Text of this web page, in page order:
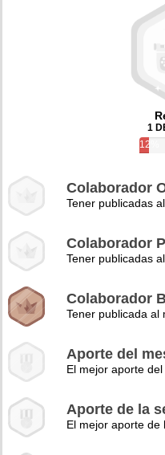
1
12%
Colaborador
Tener publicadas
Colaborador
Tener publicadas
Colaborador
Tener publicada al
Aporte del
El mejor aporte
Aporte de la
El mejor aporte de